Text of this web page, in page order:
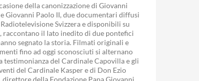
della canonizzazione di Giovanni
Giovanni Paolo II, due documentari diffusi
Svizzera e disponibili su
raccontano il lato inedito di due pontefici
segnato la storia. Filmati originali e
fino ad oggi sconosciuti si alternano
testimonianza del Cardinale Capovilla e gli
del Cardinale Kasper e di Don Ezio
direttore della Fondazione Papa Giovanni